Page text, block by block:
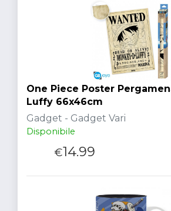
One Piece Poster
Luffy 66x46cm
Gadget - Gadget Vari
Disponibile
€14.99